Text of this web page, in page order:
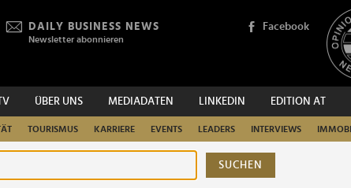
DAILY BUSINESS NEWS
Newsletter abonnieren
Facebook
ÜBER UNS MEDIADATEN LINKEDIN EDITION AT
TOURISMUS KARRIERE EVENTS LEADERS INTERVIEWS
SUCHEN